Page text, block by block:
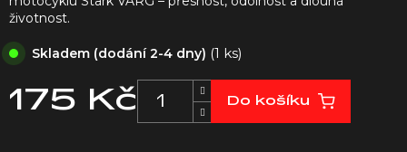
175 Kč
Skladem (dodání 2-4 dny) (1 ks)
Do košíku
životnost.